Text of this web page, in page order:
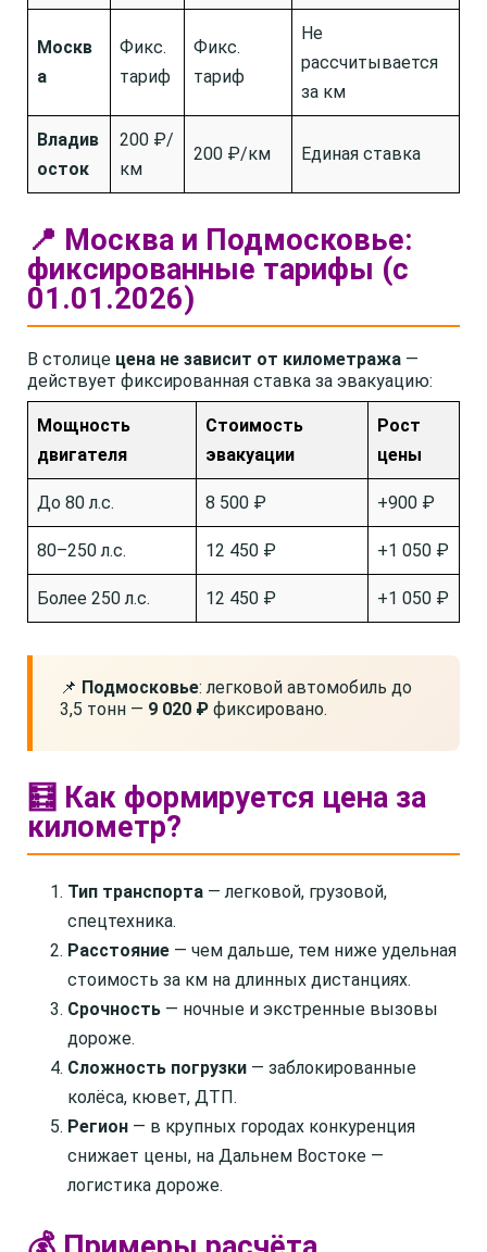
Москв
а
Фикс.
тариф
Фикс.
тариф
Не
рассчитывается
за км
Владив
осток
200 ₽/
км
200 ₽/км Единая ставка
📍 Москва и Подмосковье:
фиксированные тарифы (с
01.01.2026)
В столице цена не зависит от километража —
действует фиксированная ставка за эвакуацию:
Мощность
двигателя
Стоимость
эвакуации
Рост
цены
До 80 л.с. 8 500 ₽ +900 ₽
80–250 л.с. 12 450 ₽ +1 050 ₽
Более 250 л.с. 12 450 ₽ +1 050 ₽
📌 Подмосковье: легковой автомобиль до
3,5 тонн — 9 020 ₽ фиксировано.
🧮 Как формируется цена за
километр?
Тип транспорта — легковой, грузовой,
спецтехника.
Расстояние — чем дальше, тем ниже удельная
стоимость за км на длинных дистанциях.
Срочность — ночные и экстренные вызовы
дороже.
Сложность погрузки — заблокированные
колёса, кювет, ДТП.
Регион — в крупных городах конкуренция
снижает цены, на Дальнем Востоке —
логистика дороже.